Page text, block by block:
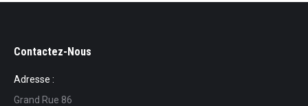
Contactez-Nous
Adresse :
Grand Rue 86